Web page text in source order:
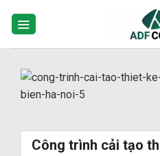
Công trình cải tạo